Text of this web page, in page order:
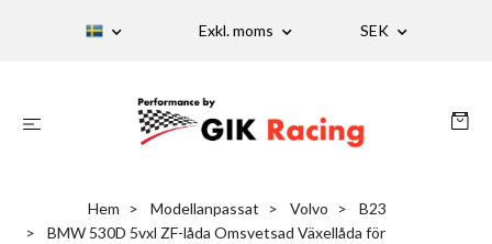
Exkl. moms SEK
Hem Modellanpassat Volvo
B23
BMW 530D 5vxl ZF-låda Omsvetsad Växellåda för